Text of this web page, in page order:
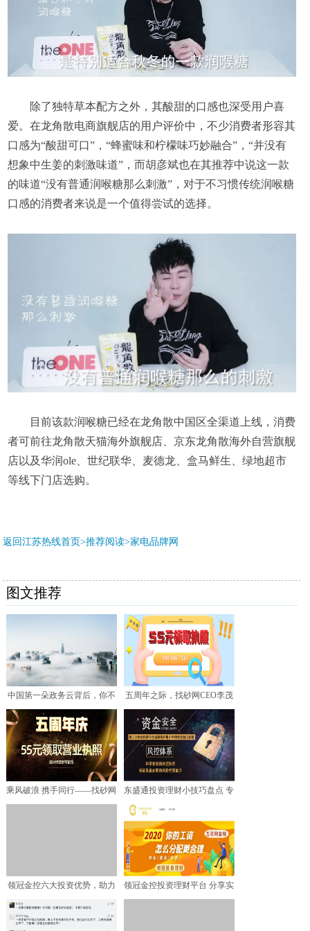
除了独特草本配方之外，其酸甜的口感也深受用户喜
爱。在龙角散电商旗舰店的用户评价中，不少消费者形容其
口感为“酸甜可口”，“蜂蜜味和柠檬味巧妙融合”，“并没有
想象中生姜的刺激味道”，而胡彦斌也在其推荐中说这一款
的味道“没有普通润喉糖那么刺激”，对于不习惯传统润喉糖
口感的消费者来说是一个值得尝试的选择。
目前该款润喉糖已经在龙角散中国区全渠道上线，消费
者可前往龙角散天猫海外旗舰店、京东龙角散海外自营旗舰
店以及华润ole、世纪联华、麦德龙、盒马鲜生、绿地超市
等线下门店选购。
返回江苏热线首页>推荐阅读>家电品牌网
图文推荐
中国第一朵政务云背后，你不
知道的联通沃云身影
五周年之际，找砂网CEO李茂
清给员工的一封信
乘风破浪 携手同行——找砂网
东盛通投资理财小技巧盘点 专
业团队打造优质金融项
领冠金控六大投资优势，助力
领冠金控投资理财平台 分享实